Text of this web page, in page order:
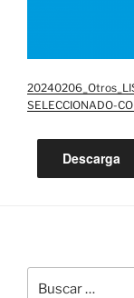
SELECCIONADO-
Descarga